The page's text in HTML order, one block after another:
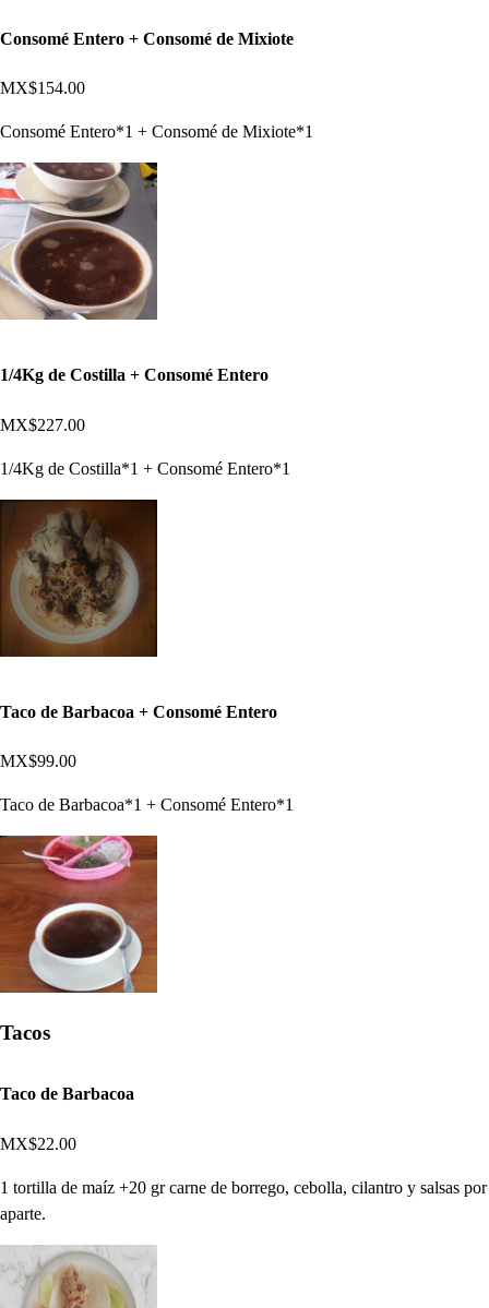
Consomé Entero + Consomé de Mixiote
MX$154.00
Consomé Entero*1 + Consomé de Mixiote*1
1/4Kg de Costilla + Consomé Entero
MX$227.00
1/4Kg de Costilla*1 + Consomé Entero*1
Taco de Barbacoa + Consomé Entero
MX$99.00
Taco de Barbacoa*1 + Consomé Entero*1
Tacos
Taco de Barbacoa
MX$22.00
1 tortilla de maíz +20 gr carne de borrego, cebolla, cilantro y salsas por
aparte.